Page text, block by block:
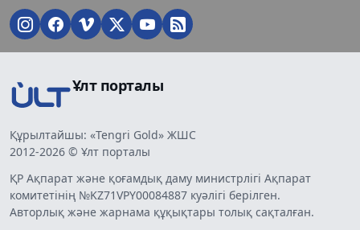
Ұлт порталы
Құрылтайшы: «Tengri Gold» ЖШС
2012-2026 © Ұлт порталы
ҚР Ақпарат және қоғамдық даму министрлігі Ақпарат
комитетінің №KZ71VPY00084887 куәлігі берілген.
Авторлық және жарнама құқықтары толық сақталған.